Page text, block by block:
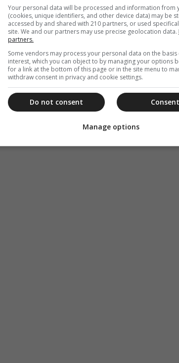
τον ελληνικό λαό.
μεγάλη δοκιμασία των σεισμών συνεκίνησαν
αλλά ιδιαίτερα συγκινήθηκε ο ελληνικός
της Ελλάδος θέλησε να την κάνει
της Ελλάδος, οι ιερείς των ενοριών, οι
της πολιτείας σε αυτό απέβλεψαν,
συνεργάτες στη απάλυνση του πόνου”,
Αθηνών και πάσης Ελλάδος.
Πέμπτη 23 Μαρτίου.
Your personal data will be processed and information from
(cookies, unique identifiers, and other device data) may be
accessed by and shared with 210 partners, or used
site. We and our partners may use precise geolocation data.
partners.
Some vendors may process your personal data on the
interest, which you can object to by managing your options
for a link at the bottom of this page or in the site menu to
withdraw consent in privacy and cookie settings.
Consent
Do not consent
Manage options